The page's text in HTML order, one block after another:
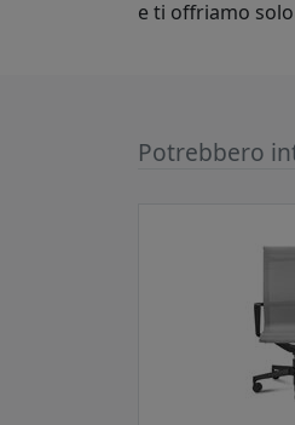
e ti offriamo solo
Potrebbero